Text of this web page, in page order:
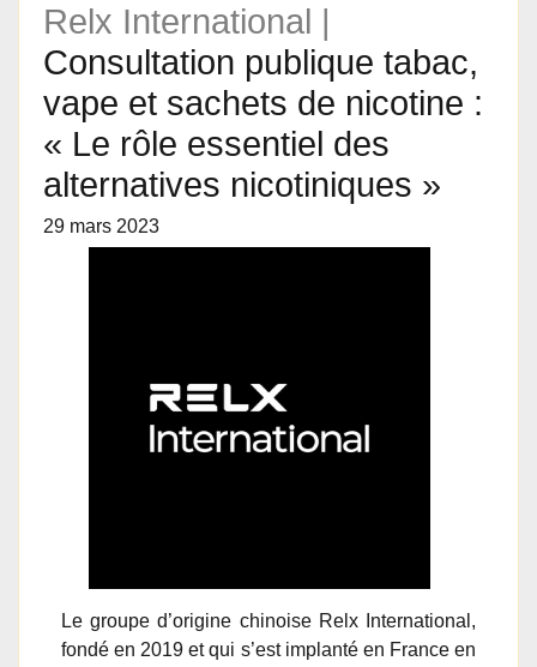
Relx International |
Consultation publique tabac,
vape et sachets de nicotine :
« Le rôle essentiel des
alternatives nicotiniques »
29 mars 2023
Le groupe d’origine chinoise Relx International,
fondé en 2019 et qui s’est implanté en France en